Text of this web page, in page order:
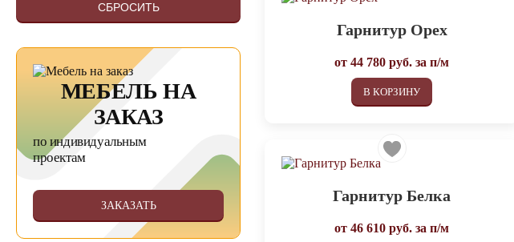
СБРОСИТЬ
МЕБЕЛЬ НА
ЗАКАЗ
по индивидуальным
проектам
ЗАКАЗАТЬ
Гарнитур Орех
от44 780 руб. за п/м
В КОРЗИНУ
Гарнитур Белка
от46 610 руб. за п/м